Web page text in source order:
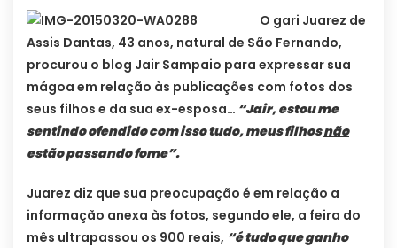
O gari Juarez de
Assis Dantas, 43 anos, natural de São Fernando,
procurou o blog Jair Sampaio para expressar sua
mágoa em relação às publicações com fotos dos
seus filhos e da sua ex-esposa… “Jair, estou me
sentindo ofendido com isso tudo, meus filhosnão
estão passando fome”.
Juarez diz que sua preocupação é em relação a
informação anexa às fotos, segundo ele, a feira do
mês ultrapassou os 900 reais, “é tudo que ganho